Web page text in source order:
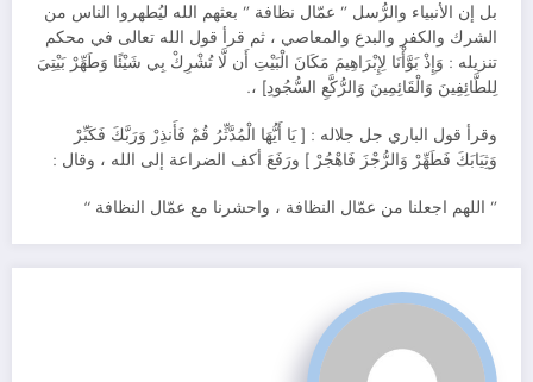
بل إن الأنبياء والرُّسل ” عمّال نظافة ” بعثهم الله ليُطهروا الناس من
الشرك والكفر والبدع والمعاصي ، ثم قرأ قول الله تعالى في محكم
تنزيله : وَإِذْ بَوَّأْنَا لِإِبْرَاهِيمَ مَكَانَ الْبَيْتِ أَن لَّا تُشْرِكْ بِي شَيْئًا وَطَهِّرْ بَيْتِيَ
لِلطَّائِفِينَ وَالْقَائِمِينَ وَالرُّكَّعِ السُّجُودِ] ،.
وقرأ قول الباري جل جلاله : [ يَا أَيُّهَا الْمُدَّثِّرُ قُمْ فَأَنذِرْ وَرَبَّكَ فَكَبِّرْ
وَثِيَابَكَ فَطَهِّرْ وَالرُّجْزَ فَاهْجُرْ ] ورَفَعَ أكف الضراعة إلى الله ، وقال :
” اللهم اجعلنا من عمّال النظافة ، واحشرنا مع عمّال النظافة “